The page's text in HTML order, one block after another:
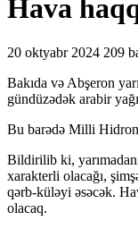
Hava
20 oktyabr 2024 209
Bakıda və Abşeron
gündüzədək arabir
Bu barədə Milli
Bildirilib ki,
xarakterli olacağı,
qərb-küləyi əsəcək.
olacaq.